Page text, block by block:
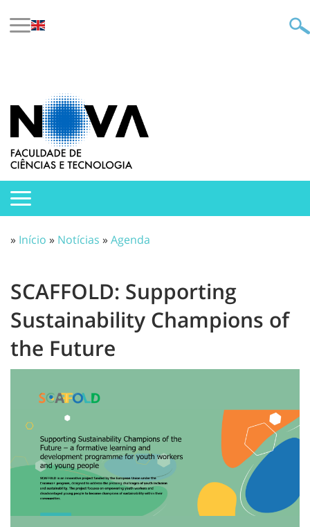
» Início » Notícias »Agenda
SCAFFOLD: Supporting
Sustainability Champions of
the Future